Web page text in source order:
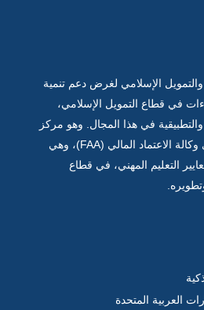
الإسلامي لغرض دعم تنمية
في قطاع التمويل الإسلامي،
في هذا المجال. وهو مركز
تدريب مسجّل ومعتمد لدى وكالة الاعتماد المالي (FAA)، وهي
التعليم المهني، في قطاع
العربية المتحدة